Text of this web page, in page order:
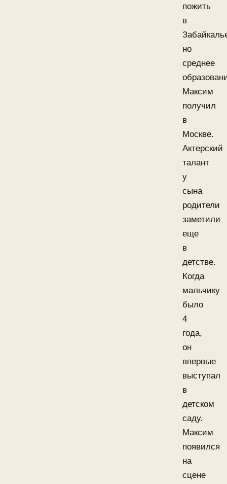
пожить
в
но
среднее
Максим
получил
в
Москве.
Актерский
талант
у
сына
родители
заметили
еще
в
детстве.
Когда
мальчику
было
4
года,
он
впервые
выступал
в
детском
саду.
Максим
появился
на
сцене